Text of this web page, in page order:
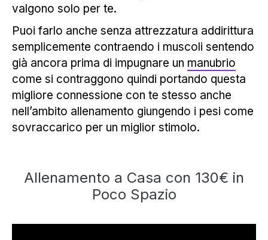
valgono solo per te.
Puoi farlo anche senza attrezzatura addirittura
semplicemente contraendo i muscoli sentendo
già ancora prima di impugnare un manubrio
come si contraggono quindi portando questa
migliore connessione con te stesso anche
nell’ambito allenamento giungendo i pesi come
sovraccarico per un miglior stimolo.
Allenamento a Casa con 130€ in
Poco Spazio